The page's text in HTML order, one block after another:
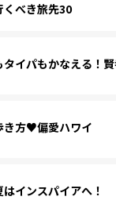
くべき旅先30
タイパもかなえる！
き方♥偏愛ハワイ
インスパイアへ！